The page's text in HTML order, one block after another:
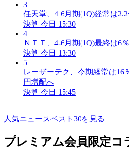
3
任天堂、4-6月期(1Q)経常は
決算 今日 15:30
4
ＮＴＴ、4-6月期(1Q)最終は6
決算 今日 13:30
5
レーザーテク、今期経常は16
円増配へ
決算 今日 15:45
人気ニュースベスト30を見る
プレミアム会員限定コ